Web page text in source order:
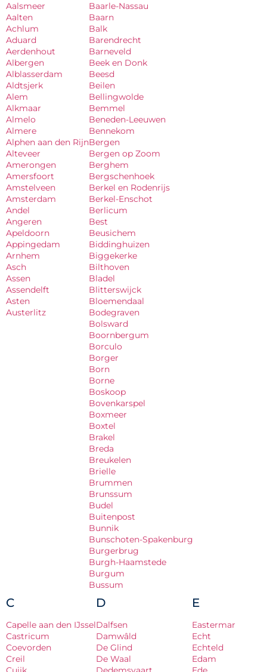
Aalsmeer
Aalten
Achlum
Aduard
Aerdenhout
Albergen
Alblasserdam
Aldtsjerk
Alem
Alkmaar
Almelo
Almere
Alphen aan den Rijn
Alteveer
Amerongen
Amersfoort
Amstelveen
Amsterdam
Andel
Angeren
Apeldoorn
Appingedam
Arnhem
Asch
Assen
Assendelft
Asten
Austerlitz
Baarle-Nassau
Baarn
Balk
Barendrecht
Barneveld
Beek en Donk
Beesd
Beilen
Bellingwolde
Bemmel
Beneden-Leeuwen
Bennekom
Bergen
Bergen op Zoom
Berghem
Bergschenhoek
Berkel en Rodenrijs
Berkel-Enschot
Berlicum
Best
Beusichem
Biddinghuizen
Biggekerke
Bilthoven
Bladel
Blitterswijck
Bloemendaal
Bodegraven
Bolsward
Boornbergum
Borculo
Borger
Born
Borne
Boskoop
Bovenkarspel
Boxmeer
Boxtel
Brakel
Breda
Breukelen
Brielle
Brummen
Brunssum
Budel
Buitenpost
Bunnik
Bunschoten-Spakenburg
Burgerbrug
Burgh-Haamstede
Burgum
Bussum
C
Capelle aan den IJssel
Castricum
Coevorden
Creil
D
Dalfsen
Damwâld
De Glind
De Waal
E
Eastermar
Echt
Echteld
Edam